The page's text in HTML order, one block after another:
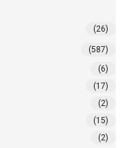
(26)
(587)
(6)
(17)
(2)
(15)
(2)